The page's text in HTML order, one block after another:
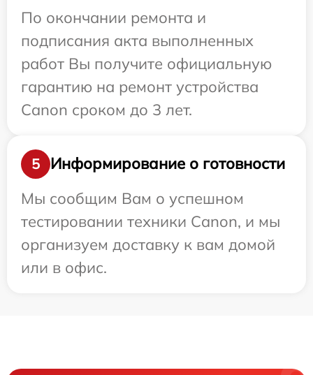
По окончании ремонта и
подписания акта выполненных
работ Вы получите официальную
гарантию на ремонт устройства
Canon сроком до 3 лет.
5
Информирование о готовности
Мы сообщим Вам о успешном
тестировании техники Canon, и мы
организуем доставку к вам домой
или в офис.